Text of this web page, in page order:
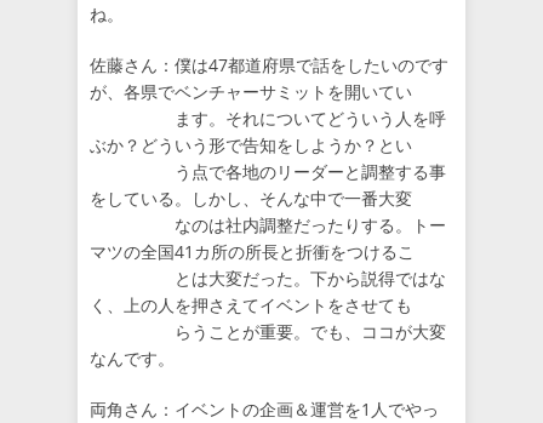
ね。
佐藤さん：僕は47都道府県で話をしたいのです
が、各県でベンチャーサミットを開いてい
ます。それについてどういう人を呼
ぶか？どういう形で告知をしようか？とい
う点で各地のリーダーと調整する事
をしている。しかし、そんな中で一番大変
なのは社内調整だったりする。トー
マツの全国41カ所の所長と折衝をつけるこ
とは大変だった。下から説得ではな
く、上の人を押さえてイベントをさせても
らうことが重要。でも、ココが大変
なんです。
両角さん：イベントの企画＆運営を1人でやっ